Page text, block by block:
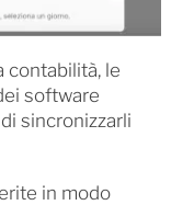
contabilità, le
software
sincronizzarli
in modo